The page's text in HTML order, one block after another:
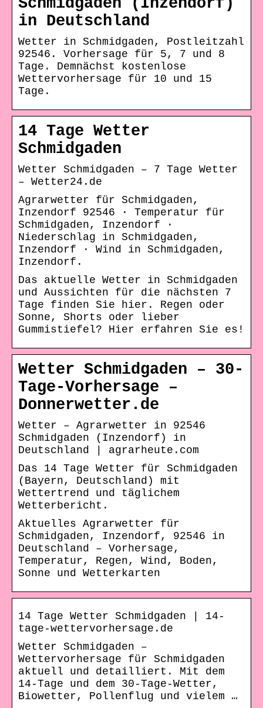
Schmidgaden (Inzendorf)
in Deutschland
Wetter in Schmidgaden, Postleitzahl
92546. Vorhersage für 5, 7 und 8
Tage. Demnächst kostenlose
Wettervorhersage für 10 und 15
Tage.
14 Tage Wetter
Schmidgaden
Wetter Schmidgaden – 7 Tage Wetter
– Wetter24.de
Agrarwetter für Schmidgaden,
Inzendorf 92546 · Temperatur für
Schmidgaden, Inzendorf ·
Niederschlag in Schmidgaden,
Inzendorf · Wind in Schmidgaden,
Inzendorf.
Das aktuelle Wetter in Schmidgaden
und Aussichten für die nächsten 7
Tage finden Sie hier. Regen oder
Sonne, Shorts oder lieber
Gummistiefel? Hier erfahren Sie es!
Wetter Schmidgaden – 30-
Tage-Vorhersage –
Donnerwetter.de
Wetter – Agrarwetter in 92546
Schmidgaden (Inzendorf) in
Deutschland | agrarheute.com
Das 14 Tage Wetter für Schmidgaden
(Bayern, Deutschland) mit
Wettertrend und täglichem
Wetterbericht.
Aktuelles Agrarwetter für
Schmidgaden, Inzendorf, 92546 in
Deutschland – Vorhersage,
Temperatur, Regen, Wind, Boden,
Sonne und Wetterkarten
14 Tage Wetter Schmidgaden | 14-
tage-wettervorhersage.de
Wetter Schmidgaden –
Wettervorhersage für Schmidgaden
aktuell und detailliert. Mit dem
14-Tage und dem 30-Tage-Wetter,
Biowetter, Pollenflug und vielem …